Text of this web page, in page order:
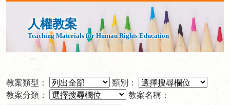
人權教案
Teaching Materials for Human Rights Education
教案類型：
類別：
教案分類：
教案名稱：